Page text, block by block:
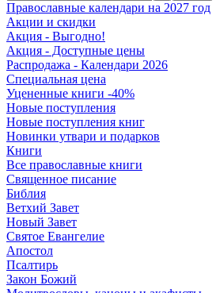
Православные календари на 2027 год
Акции и скидки
Акция - Выгодно!
Акция - Доступные цены
Распродажа - Календари 2026
Специальная цена
Уцененные книги -40%
Новые поступления
Новые поступления книг
Новинки утвари и подарков
Книги
Все православные книги
Священное писание
Библия
Ветхий Завет
Новый Завет
Святое Евангелие
Апостол
Псалтирь
Закон Божий